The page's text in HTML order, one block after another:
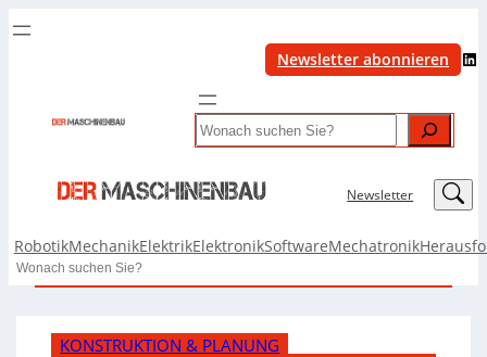
Newsletter abonnieren LinkedIn
Search
Newsletter LinkedIn
RobotikMechanikElektrikElektronikSoftwareMechatronik
Search
KONSTRUKTION & PLANUNG